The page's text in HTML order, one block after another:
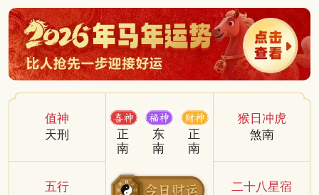
值神
天刑
五行
正
南
东
南
正
南
猴日冲虎
煞南
二十八星宿